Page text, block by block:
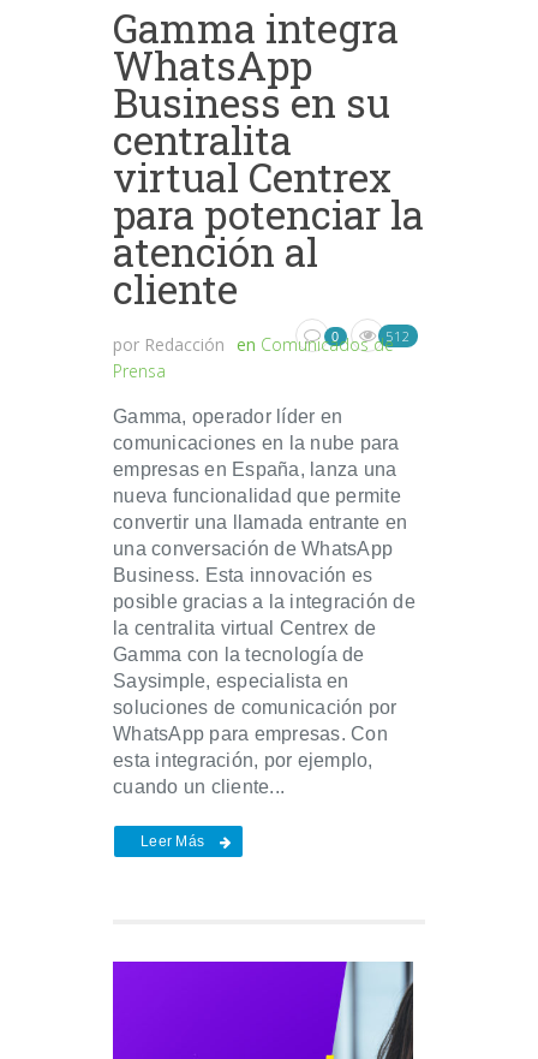
Gamma integra
WhatsApp
Business en su
centralita
virtual Centrex
para potenciar la
atención al
cliente
por Redacción en Comunicados de
Prensa
0 512
Gamma, operador líder en
comunicaciones en la nube para
empresas en España, lanza una
nueva funcionalidad que permite
convertir una llamada entrante en
una conversación de WhatsApp
Business. Esta innovación es
posible gracias a la integración de
la centralita virtual Centrex de
Gamma con la tecnología de
Saysimple, especialista en
soluciones de comunicación por
WhatsApp para empresas. Con
esta integración, por ejemplo,
cuando un cliente...
Leer Más